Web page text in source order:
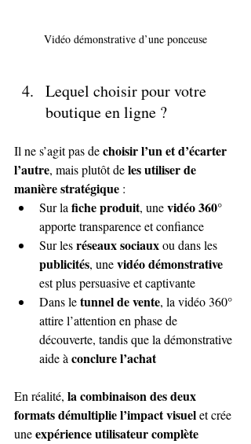
Vidéo démonstrative d’une ponceuse
Lequel choisir pour votre
boutique en ligne ?
Il ne s’agit pas de choisir l’un et d’écarter
l’autre, mais plutôt de les utiliser de
manière stratégique :
Sur la fiche produit, une vidéo 360°
apporte transparence et confiance
Sur les réseaux sociaux ou dans les
publicités, une vidéo démonstrative
est plus persuasive et captivante
Dans le tunnel de vente, la vidéo 360°
attire l’attention en phase de
découverte, tandis que la démonstrative
aide à conclure l’achat
En réalité, la combinaison des deux
formats démultiplie l’impact visuel et crée
une expérience utilisateur complète